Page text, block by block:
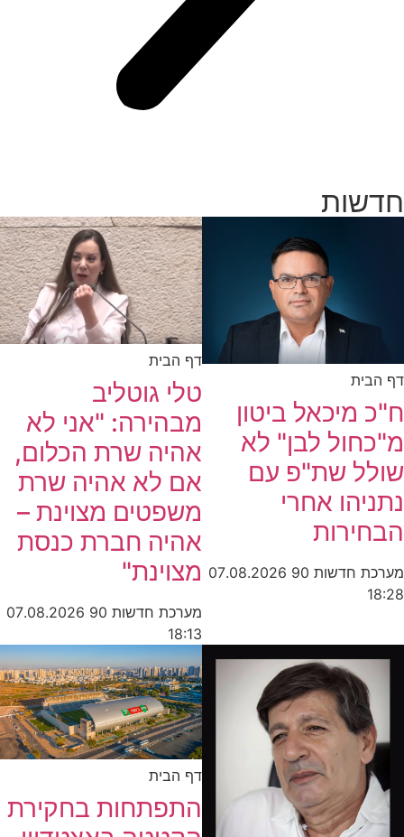
חדשות
דף הבית
ח"כ מיכאל ביטון
מ"כחול לבן" לא
שולל שת"פ עם
נתניהו אחרי
הבחירות
מערכת חדשות 90
07.08.2026
18:28
דף הבית
טלי גוטליב
מבהירה: "אני לא
אהיה שרת הכלום,
אם לא אהיה שרת
משפטים מצוינת –
אהיה חברת כנסת
מצוינת"
מערכת חדשות 90
07.08.2026
18:13
דף הבית
התפתחות בחקירת